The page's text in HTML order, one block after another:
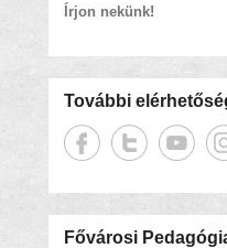
Írjon nekünk!
További
Fővárosi